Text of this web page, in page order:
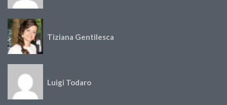
Tiziana Gentilesca
Luigi Todaro